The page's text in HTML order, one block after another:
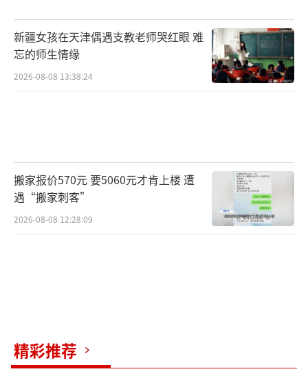
新疆女孩在天津偶遇支教老师哭红眼 难
忘的师生情缘
2026-08-08 13:38:24
搬家报价570元 要5060元才肯上楼 遭
遇“搬家刺客”
2026-08-08 12:28:09
精彩推荐